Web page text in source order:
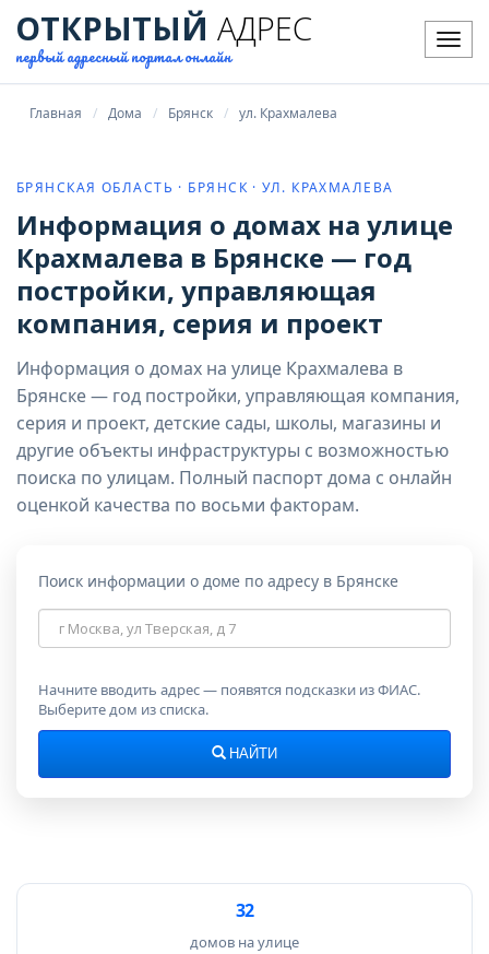
ОТКРЫТЫЙ АДРЕС
первый адресный портал онлайн
Главная Дома Брянск ул. Крахмалева
БРЯНСКАЯ ОБЛАСТЬ · БРЯНСК · УЛ. КРАХМАЛЕВА
Информация о домах на улице
Крахмалева в Брянске — год
постройки, управляющая
компания, серия и проект
Информация о домах на улице Крахмалева в
Брянске — год постройки, управляющая компания,
серия и проект, детские сады, школы, магазины и
другие объекты инфраструктуры с возможностью
поиска по улицам. Полный паспорт дома с онлайн
оценкой качества по восьми факторам.
Поиск информации о доме по адресу в Брянске
Адрес
дома
Начните вводить адрес — появятся подсказки из ФИАС.
Выберите дом из списка.
НАЙТИ
32
домов на улице